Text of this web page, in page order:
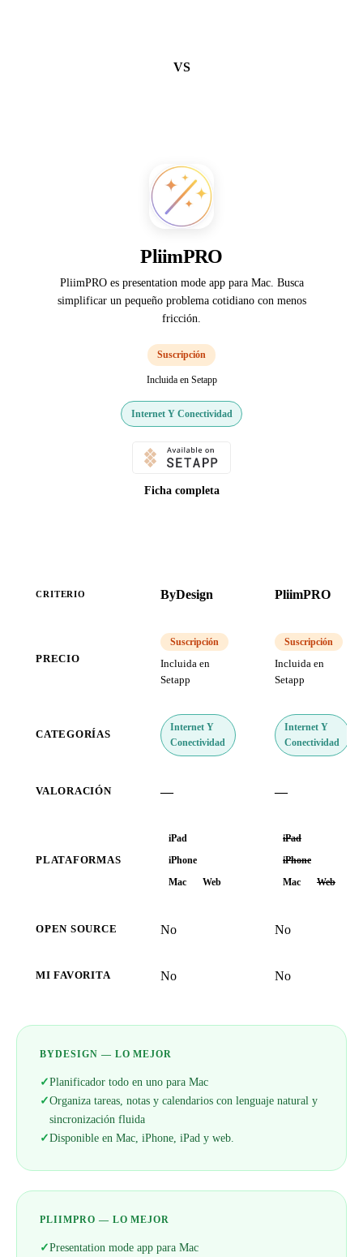
VS
PliimPRO
PliimPRO es presentation mode app para Mac. Busca
simplificar un pequeño problema cotidiano con menos
fricción.
Suscripción
Incluida en Setapp
Internet Y Conectividad
Ficha completa
CRITERIO ByDesign PliimPRO
PRECIO
Suscripción
Incluida en
Setapp
Suscripción
Incluida en
Setapp
CATEGORÍAS
Internet Y
Conectividad
Internet Y
Conectividad
VALORACIÓN — —
PLATAFORMAS
iPad
iPhone
Mac
Web
iPad
iPhone
Mac
Web
OPEN SOURCE No No
MI FAVORITA No No
BYDESIGN — LO MEJOR
✓Planificador todo en uno para Mac
✓Organiza tareas, notas y calendarios con lenguaje natural y
sincronización fluida
✓Disponible en Mac, iPhone, iPad y web.
PLIIMPRO — LO MEJOR
✓Presentation mode app para Mac